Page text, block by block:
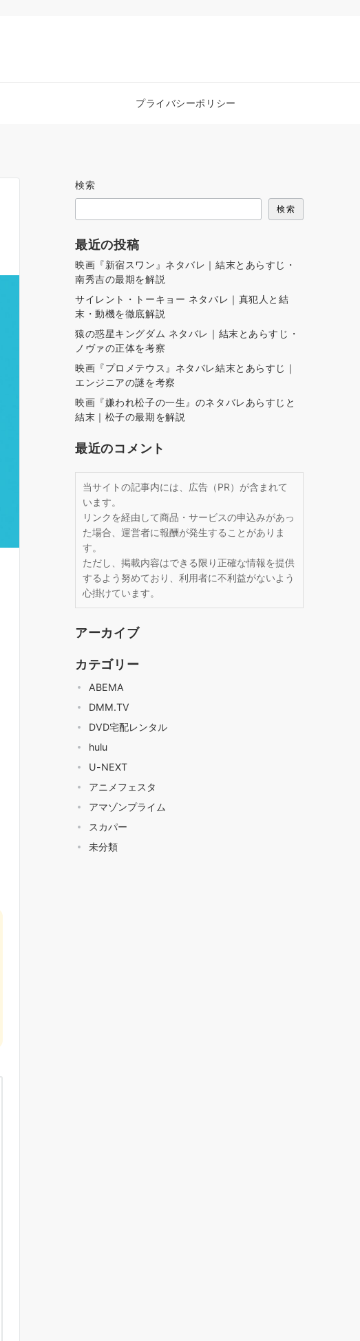
プライバシーポリシー
検索
検索
最近の投稿
映画『新宿スワン』ネタバレ｜結末とあらすじ・
南秀吉の最期を解説
サイレント・トーキョー ネタバレ｜真犯人と結
末・動機を徹底解説
猿の惑星キングダム ネタバレ｜結末とあらすじ・
ノヴァの正体を考察
映画『プロメテウス』ネタバレ結末とあらすじ｜
エンジニアの謎を考察
映画『嫌われ松子の一生』のネタバレあらすじと
結末｜松子の最期を解説
最近のコメント
当サイトの記事内には、広告（PR）が含まれて
います。
リンクを経由して商品・サービスの申込みがあっ
た場合、運営者に報酬が発生することがありま
す。
ただし、掲載内容はできる限り正確な情報を提供
するよう努めており、利用者に不利益がないよう
心掛けています。
アーカイブ
カテゴリー
ABEMA
DMM.TV
DVD宅配レンタル
hulu
U-NEXT
アニメフェスタ
アマゾンプライム
スカパー
未分類